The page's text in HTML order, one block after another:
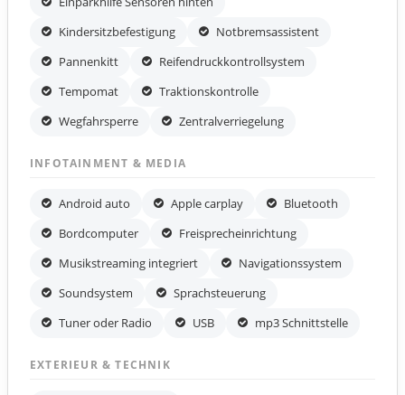
Kindersitzbefestigung
Notbremsassistent
Pannenkitt
Reifendruckkontrollsystem
Tempomat
Traktionskontrolle
Wegfahrsperre
Zentralverriegelung
INFOTAINMENT & MEDIA
Android auto Apple carplay
Bluetooth
Bordcomputer
Freisprecheinrichtung
Musikstreaming integriert
Navigationssystem
Soundsystem
Sprachsteuerung
Tuner oder Radio
USB mp3 Schnittstelle
EXTERIEUR & TECHNIK